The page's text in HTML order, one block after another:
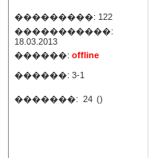
���������: 122
�����������:
18.03.2013
������: offline
������: 3-1
�������: 24 ()